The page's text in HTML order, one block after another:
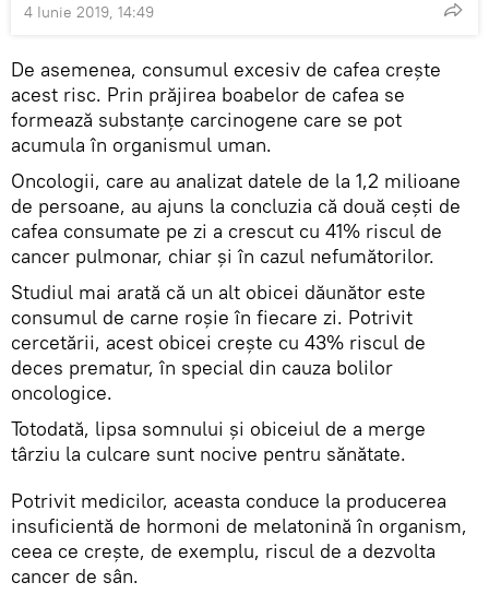
4 Iunie 2019, 14:49
De asemenea, consumul excesiv de cafea crește
acest risc. Prin prăjirea boabelor de cafea se
formează substanţe carcinogene care se pot
acumula în organismul uman.
Oncologii, care au analizat datele de la 1,2 milioane
de persoane, au ajuns la concluzia că două cești de
cafea consumate pe zi a crescut cu 41% riscul de
cancer pulmonar, chiar și în cazul nefumătorilor.
Studiul mai arată că un alt obicei dăunător este
consumul de carne roșie în fiecare zi. Potrivit
cercetării, acest obicei crește cu 43% riscul de
deces prematur, în special din cauza bolilor
oncologice.
Totodată, lipsa somnului și obiceiul de a merge
târziu la culcare sunt nocive pentru sănătate.
Potrivit medicilor, aceasta conduce la producerea
insuficientă de hormoni de melatonină în organism,
ceea ce crește, de exemplu, riscul de a dezvolta
cancer de sân.